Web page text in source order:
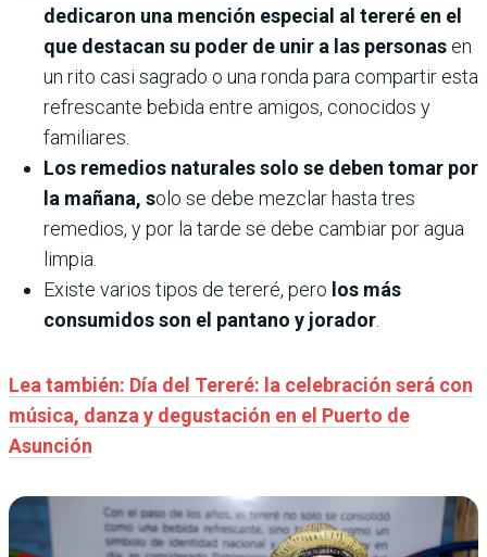
dedicaron una mención especial al tereré en el
que destacan su poder de unir a las personas en
un rito casi sagrado o una ronda para compartir esta
refrescante bebida entre amigos, conocidos y
familiares.
Los remedios naturales solo se deben tomar por
la mañana, solo se debe mezclar hasta tres
remedios, y por la tarde se debe cambiar por agua
limpia.
Existe varios tipos de tereré, pero los más
consumidos son el pantano y jorador
Lea también: Día del Tereré: la celebración será con
música, danza y degustación en el Puerto de
Asunción